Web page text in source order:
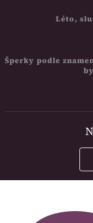
Léto,
Šperky podle